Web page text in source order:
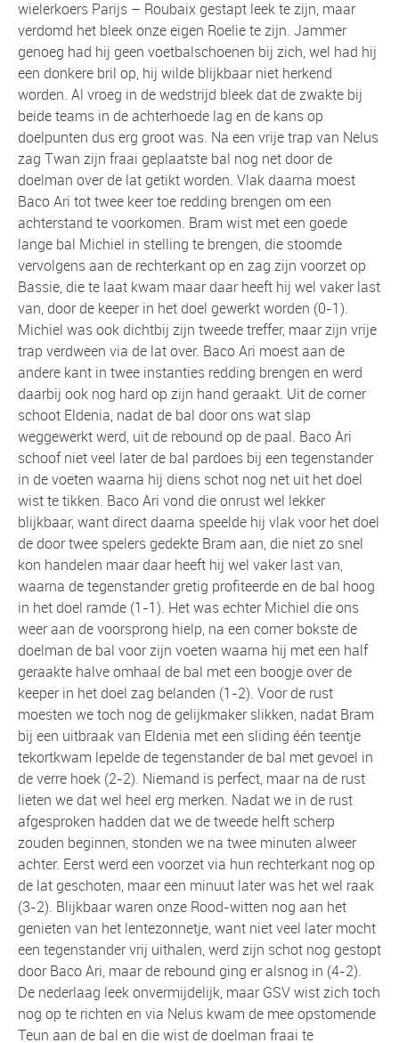
wielerkoers Parijs – Roubaix gestapt leek te zijn, maar
verdomd het bleek onze eigen Roelie te zijn. Jammer
genoeg had hij geen voetbalschoenen bij zich, wel had hij
een donkere bril op, hij wilde blijkbaar niet herkend
worden. Al vroeg in de wedstrijd bleek dat de zwakte bij
beide teams in de achterhoede lag en de kans op
doelpunten dus erg groot was. Na een vrije trap van Nelus
zag Twan zijn fraai geplaatste bal nog net door de
doelman over de lat getikt worden. Vlak daarna moest
Baco Ari tot twee keer toe redding brengen om een
achterstand te voorkomen. Bram wist met een goede
lange bal Michiel in stelling te brengen, die stoomde
vervolgens aan de rechterkant op en zag zijn voorzet op
Bassie, die te laat kwam maar daar heeft hij wel vaker last
van, door de keeper in het doel gewerkt worden (0-1).
Michiel was ook dichtbij zijn tweede treffer, maar zijn vrije
trap verdween via de lat over. Baco Ari moest aan de
andere kant in twee instanties redding brengen en werd
daarbij ook nog hard op zijn hand geraakt. Uit de corner
schoot Eldenia, nadat de bal door ons wat slap
weggewerkt werd, uit de rebound op de paal. Baco Ari
schoof niet veel later de bal pardoes bij een tegenstander
in de voeten waarna hij diens schot nog net uit het doel
wist te tikken. Baco Ari vond die onrust wel lekker
blijkbaar, want direct daarna speelde hij vlak voor het doel
de door twee spelers gedekte Bram aan, die niet zo snel
kon handelen maar daar heeft hij wel vaker last van,
waarna de tegenstander gretig profiteerde en de bal hoog
in het doel ramde (1-1). Het was echter Michiel die ons
weer aan de voorsprong hielp, na een corner bokste de
doelman de bal voor zijn voeten waarna hij met een half
geraakte halve omhaal de bal met een boogje over de
keeper in het doel zag belanden (1-2). Voor de rust
moesten we toch nog de gelijkmaker slikken, nadat Bram
bij een uitbraak van Eldenia met een sliding één teentje
tekortkwam lepelde de tegenstander de bal met gevoel in
de verre hoek (2-2). Niemand is perfect, maar na de rust
lieten we dat wel heel erg merken. Nadat we in de rust
afgesproken hadden dat we de tweede helft scherp
zouden beginnen, stonden we na twee minuten alweer
achter. Eerst werd een voorzet via hun rechterkant nog op
de lat geschoten, maar een minuut later was het wel raak
(3-2). Blijkbaar waren onze Rood-witten nog aan het
genieten van het lentezonnetje, want niet veel later mocht
een tegenstander vrij uithalen, werd zijn schot nog gestopt
door Baco Ari, maar de rebound ging er alsnog in (4-2).
De nederlaag leek onvermijdelijk, maar GSV wist zich toch
nog op te richten en via Nelus kwam de mee opstomende
Teun aan de bal en die wist de doelman fraai te